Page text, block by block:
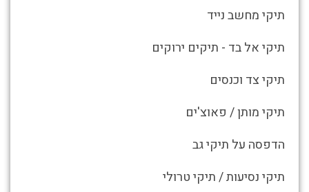
תיקי מחשב נייד
תיקי אל בד - תיקים ירוקים
תיקי צד וכנסים
תיקי מותן / פאוצ'ים
הדפסה על תיקי גב
תיקי נסיעות / תיקי טרולי